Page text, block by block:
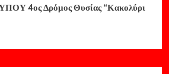
4ος Δρόμος Θυσίας “Κακολύρι